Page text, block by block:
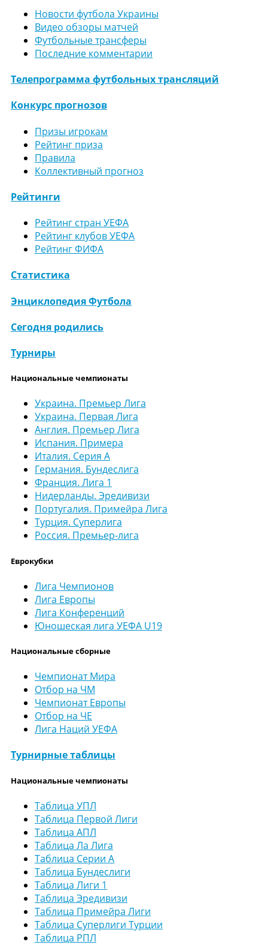
Новости футбола Украины
Видео обзоры матчей
Футбольные трансферы
Последние комментарии
Телепрограмма футбольных трансляций
Конкурс прогнозов
Призы игрокам
Рейтинг приза
Правила
Коллективный прогноз
Рейтинги
Рейтинг стран УЕФА
Рейтинг клубов УЕФА
Рейтинг ФИФА
Статистика
Энциклопедия Футбола
Сегодня родились
Турниры
Национальные чемпионаты
Украина. Премьер Лига
Украина. Первая Лига
Англия. Премьер Лига
Испания. Примера
Италия. Серия А
Германия. Бундеслига
Франция. Лига 1
Нидерланды. Эредивизи
Португалия. Примейра Лига
Турция. Суперлига
Россия. Премьер-лига
Еврокубки
Лига Чемпионов
Лига Европы
Лига Конференций
Юношеская лига УЕФА U19
Национальные сборные
Чемпионат Мира
Отбор на ЧМ
Чемпионат Европы
Отбор на ЧЕ
Лига Наций УЕФА
Турнирные таблицы
Национальные чемпионаты
Таблица УПЛ
Таблица Первой Лиги
Таблица АПЛ
Таблица Ла Лига
Таблица Серии А
Таблица Бундеслиги
Таблица Лиги 1
Таблица Эредивизи
Таблица Примейра Лиги
Таблица Суперлиги Турции
Таблица РПЛ